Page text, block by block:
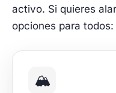
activo. Si quieres
opciones para todos:
🏔️